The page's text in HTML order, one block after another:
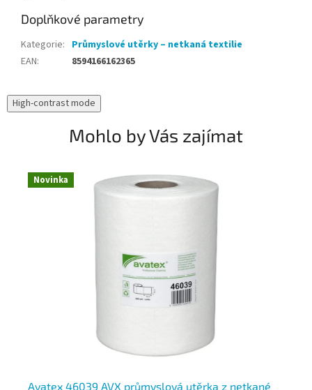
Doplňkové parametry
Kategorie: Průmyslové utěrky – netkaná textilie
EAN: 8594166162365
High-contrast mode
Mohlo by Vás zajímat
Novinka
Avatex 46039 AVX průmyslová utěrka z netkané